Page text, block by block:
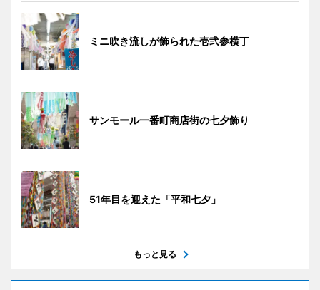
ミニ吹き流しが飾られた壱弐参横丁
サンモール一番町商店街の七夕飾り
51年目を迎えた「平和七夕」
もっと見る